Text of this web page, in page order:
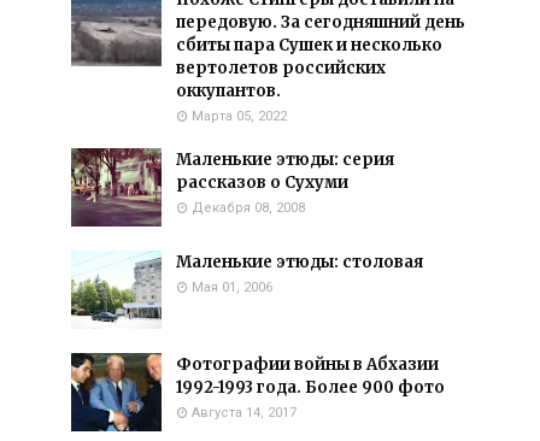
передовую. За сегодняшний день
сбиты пара Сушек и несколько
вертолетов российских
оккупантов.
Марта 05, 2022
Маленькие этюды: серия
рассказов о Сухуми
Декабря 08, 2008
Маленькие этюды: столовая
Мая 01, 2006
Фотографии войны в Абхазии
1992-1993 года. Более 900 фото
Августа 14, 2017